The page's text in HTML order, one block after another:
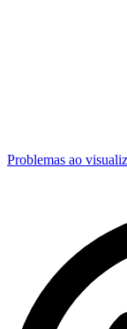
Problemas ao